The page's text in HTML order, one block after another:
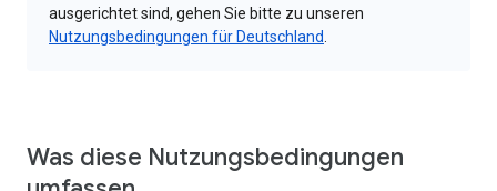
ausgerichtet sind, gehen Sie bitte zu unseren
Nutzungsbedingungen für Deutschland
Was diese Nutzungsbedingungen